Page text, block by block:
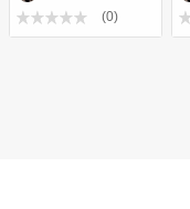
■ 購入にあたってのお願い
(0)